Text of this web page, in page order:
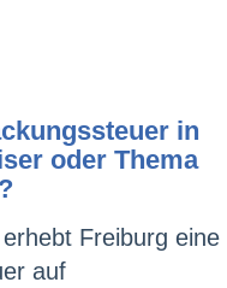
in
oder Thema
Freiburg eine
auf